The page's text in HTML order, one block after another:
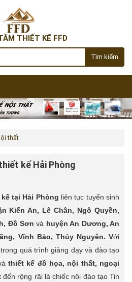
THIẾT KẾ FFD
Tìm kiếm
thất
kế Hải Phòng
tại Hải Phòng liên tục tuyển sinh
Kiến An, Lê Chân, Ngô Quyền,
Đồ Sơn và huyện An Dương, An
Vĩnh Bảo, Thủy Nguyên. Với
quá trình giảng dạy và đào tạo
thiết kế đồ họa, nội thất, ngoại
rộng rãi là chiếc nôi đào tạo Tin